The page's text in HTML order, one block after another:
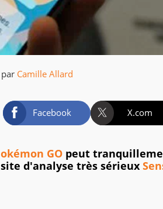
par Camille Allard
Facebook X.com
okémon GO peut
site d'analyse très sérieux